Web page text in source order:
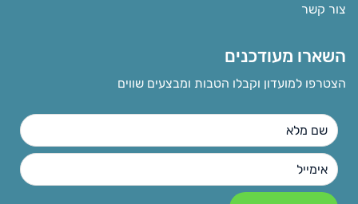
צור קשר
השארו מעודכנים
הצטרפו למועדון וקבלו הטבות ומבצעים שווים